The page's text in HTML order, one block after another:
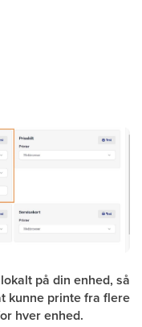
på din enhed, så
kunne printe fra flere
hver enhed.